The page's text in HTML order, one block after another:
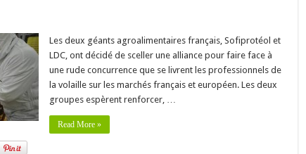
Les deux géants agroalimentaires français, Sofiprotéol et
LDC, ont décidé de sceller une alliance pour faire face à
une rude concurrence que se livrent les professionnels de
la volaille sur les marchés français et européen. Les deux
groupes espèrent renforcer, …
Read More »